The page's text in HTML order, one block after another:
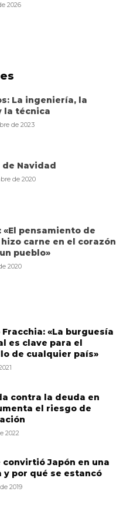
2026
La ingeniería, la
la técnica
de 2023
de Navidad
de 2020
«El pensamiento de
hizo carne en el corazón
pueblo»
2020
«La burguesía
es clave para el
de cualquier país»
contra la deuda en
el riesgo de
2022
convirtió Japón en una
y por qué se estancó
2019